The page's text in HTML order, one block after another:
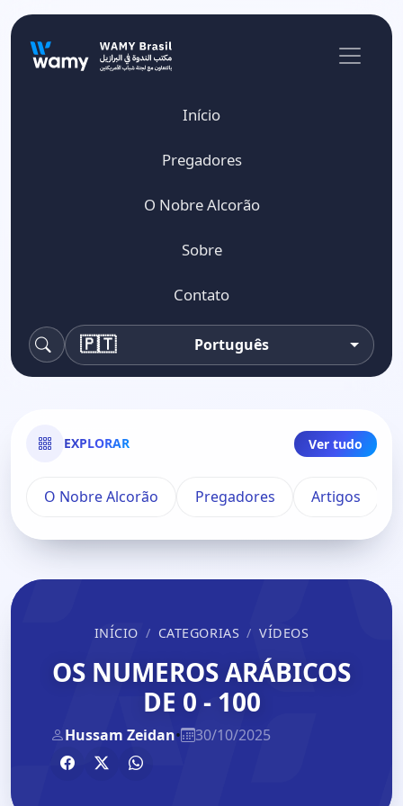
Início
Pregadores
O Nobre Alcorão
Sobre
Contato
Pesquisa
🇵🇹 Português
EXPLORAR Ver tudo
O Nobre Alcorão Pregadores Artigos
INÍCIO CATEGORIAS VÍDEOS
OS NUMEROS ARÁBICOS
DE 0 - 100
Hussam Zeidan• 30/10/2025